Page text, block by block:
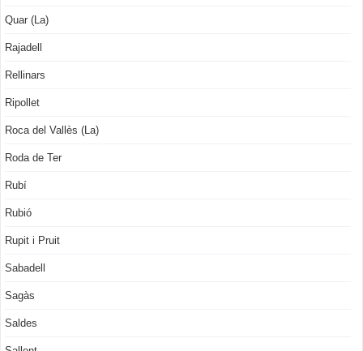
Quar (La)
Rajadell
Rellinars
Ripollet
Roca del Vallès (La)
Roda de Ter
Rubí
Rubió
Rupit i Pruit
Sabadell
Sagàs
Saldes